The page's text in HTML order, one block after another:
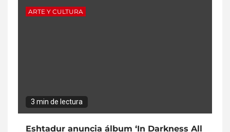
ARTE Y CULTURA
3 min de lectura
Eshtadur anuncia álbum ‘In Darkness All